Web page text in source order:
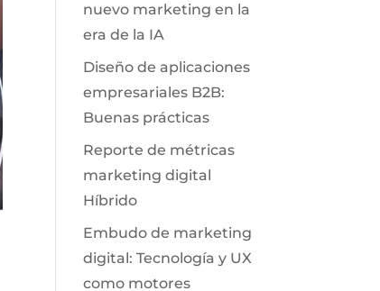
nuevo marketing en la
era de la IA
Diseño de aplicaciones
empresariales B2B:
Buenas prácticas
Reporte de métricas
marketing digital
Híbrido
Embudo de marketing
digital: Tecnología y UX
como motores